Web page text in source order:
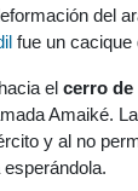
del
fue un cacique
el cerro de
Amaiké.
y al no